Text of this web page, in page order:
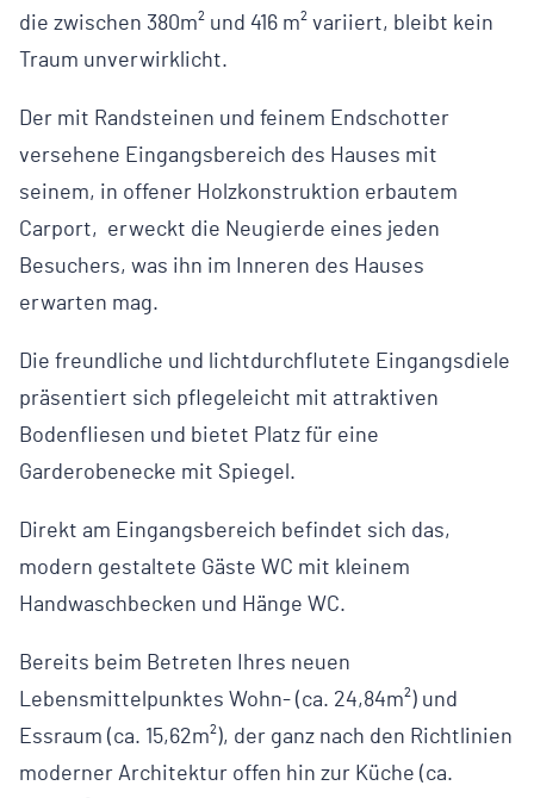
die zwischen 380m² und 416 m² variiert, bleibt kein
Traum unverwirklicht.
Der mit Randsteinen und feinem Endschotter
versehene Eingangsbereich des Hauses mit
seinem, in offener Holzkonstruktion erbautem
Carport, erweckt die Neugierde eines jeden
Besuchers, was ihn im Inneren des Hauses
erwarten mag.
Die freundliche und lichtdurchflutete Eingangsdiele
präsentiert sich pflegeleicht mit attraktiven
Bodenfliesen und bietet Platz für eine
Garderobenecke mit Spiegel.
Direkt am Eingangsbereich befindet sich das,
modern gestaltete Gäste WC mit kleinem
Handwaschbecken und Hänge WC.
Bereits beim Betreten Ihres neuen
Lebensmittelpunktes Wohn- (ca. 24,84m²) und
Essraum (ca. 15,62m²), der ganz nach den Richtlinien
moderner Architektur offen hin zur Küche (ca.